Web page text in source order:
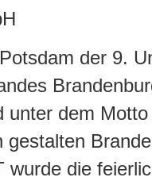
der 9.
unter dem
wurde die